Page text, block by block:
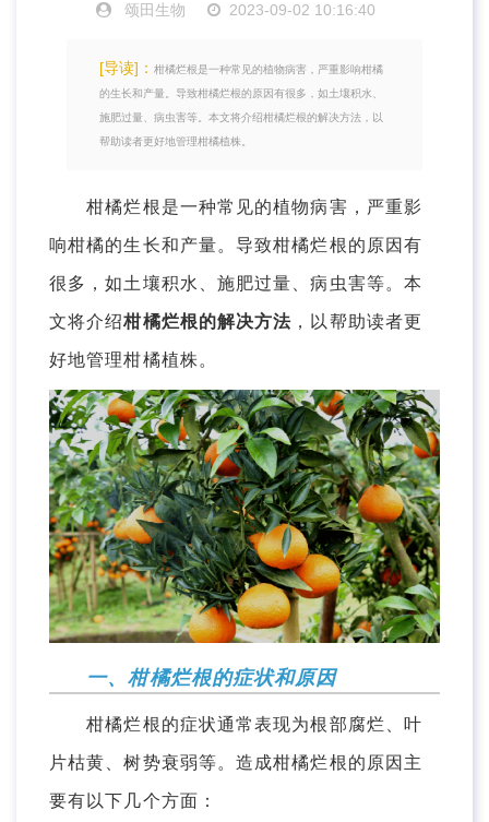
颂田生物 2023-09-02 10:16:40
[导读]： 柑橘烂根是一种常见的植物病害，严重影响柑橘
的生长和产量。导致柑橘烂根的原因有很多，如土壤积水、
施肥过量、病虫害等。本文将介绍柑橘烂根的解决方法，以
帮助读者更好地管理柑橘植株。
柑橘烂根是一种常见的植物病害，严重影
响柑橘的生长和产量。导致柑橘烂根的原因有
很多，如土壤积水、施肥过量、病虫害等。本
文将介绍柑橘烂根的解决方法 ，以帮助读者更
好地管理柑橘植株。
一、柑橘烂根的症状和原因
柑橘烂根的症状通常表现为根部腐烂、叶
片枯黄、树势衰弱等。造成柑橘烂根的原因主
要有以下几个方面：